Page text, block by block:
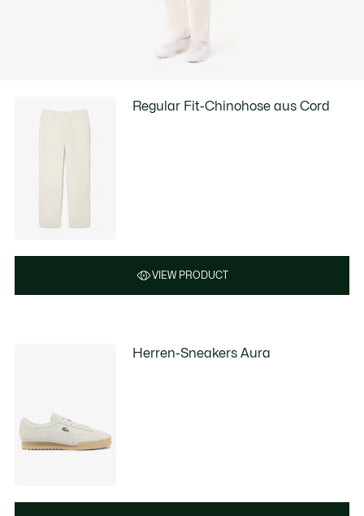
Regular Fit-Chinohose aus Cord
VIEW PRODUCT
Herren-Sneakers Aura